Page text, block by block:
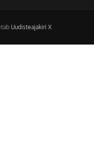
Uudisteajakiri X